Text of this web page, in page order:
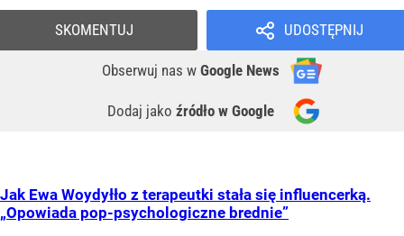
UDOSTĘPNIJ
Obserwuj nas w Google News
Dodaj jako źródło w Google
SKOMENTUJ
Jak Ewa Woydyłło z terapeutki stała się influencerką.
„Opowiada pop-psychologiczne brednie”